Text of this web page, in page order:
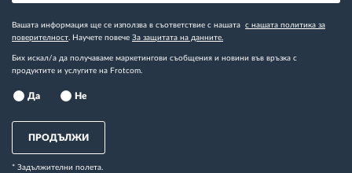
Вашата информация ще се използва в съответствие с нашата с нашата политика за
поверителност. Научете повече За защитата на данните.
Бих искал/а да получаваме маркетингови съобщения и новини във връзка с
продуктите и услугите на Frotcom.
Да Не
ПРОДЪЛЖИ
* Задължителни полета.